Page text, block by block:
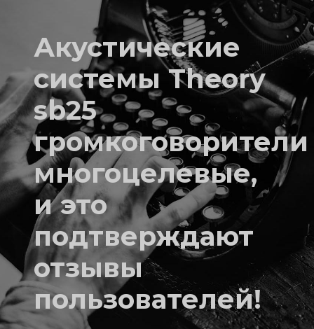
Акустические
системы Theory
sb25
громкоговорители
многоцелевые,
и это
подтверждают
отзывы
пользователей!